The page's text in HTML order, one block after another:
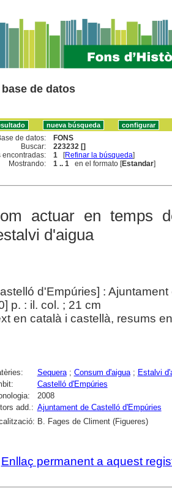
de datos
de datos:
FONS
Buscar:
223232 []
encontradas:
1 [Refinar la búsqueda]
Mostrando:
1 .. 1 en el formato [Estandar]
actuar en temps
d'aigua
d'Empúries] :
p. : il. col. ; 21 cm
en català i castellà, resums
Sequera; Consum d'aigua; Estalvi
Castelló d'Empúries
2008
add.: Ajuntament de Castelló d'Empúries
B. Fages de Climent (Figueres)
Enllaç permanent a aquest